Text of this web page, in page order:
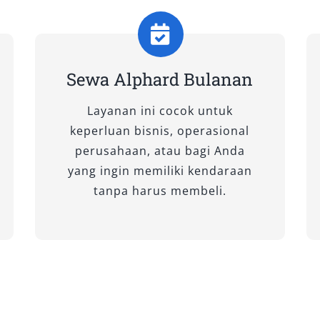
Color)
tetap membawa fitur mewah
hadir dengan aura eksklusif. Varian
untuk keluarga dengan
dalam harga sewa Alphard.
Premium Color)
Sewa Alphard Bulanan
Layanan ini cocok untuk
keperluan bisnis, operasional
perusahaan, atau bagi Anda
yang ingin memiliki kendaraan
tanpa harus membeli.